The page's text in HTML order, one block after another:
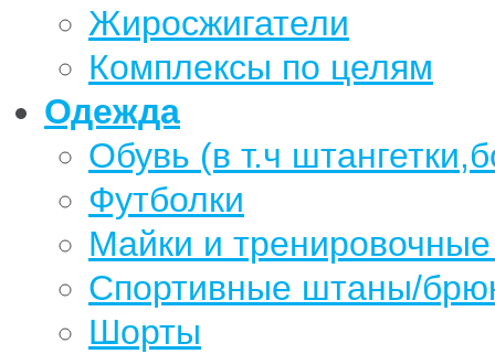
Жиросжигатели
Комплексы по целям
Одежда
Обувь (в т.ч
Футболки
Майки и
Спортивные штаны/
Шорты